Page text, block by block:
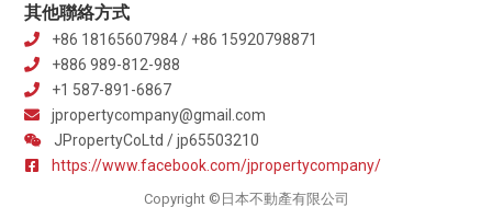
其他聯絡方式
+86 18165607984 / +86 15920798871
+886 989-812-988
+1 587-891-6867
jpropertycompany@gmail.com
JPropertyCoLtd / jp65503210
https://www.facebook.com/jpropertycompany/
Copyright ©日本不動產有限公司